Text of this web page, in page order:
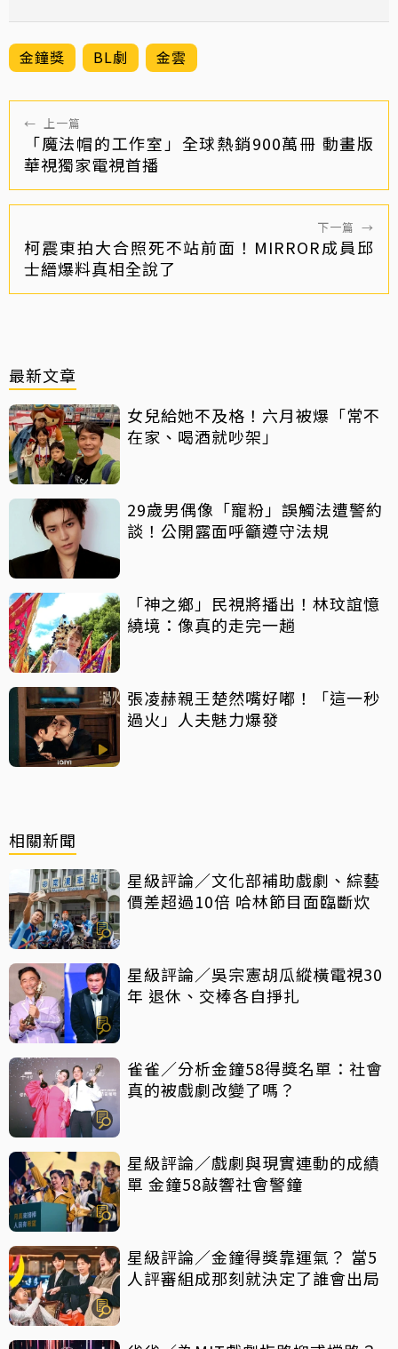
金鐘獎 BL劇 金雲
← 上一篇
「魔法帽的工作室」全球熱銷900萬冊 動畫版
華視獨家電視首播
下一篇 →
柯震東拍大合照死不站前面！MIRROR成員邱
士縉爆料真相全說了
最新文章
女兒給她不及格！六月被爆「常不
在家、喝酒就吵架」
29歲男偶像「寵粉」誤觸法遭警約
談！公開露面呼籲遵守法規
「神之鄉」民視將播出！林玟誼憶
繞境：像真的走完一趟
張凌赫親王楚然嘴好嘟！「這一秒
過火」人夫魅力爆發
相關新聞
星級評論／文化部補助戲劇、綜藝
價差超過10倍 哈林節目面臨斷炊
星級評論／吳宗憲胡瓜縱橫電視30
年 退休、交棒各自掙扎
雀雀／分析金鐘58得獎名單：社會
真的被戲劇改變了嗎？
星級評論／戲劇與現實連動的成績
單 金鐘58敲響社會警鐘
星級評論／金鐘得獎靠運氣？ 當5
人評審組成那刻就決定了誰會出局